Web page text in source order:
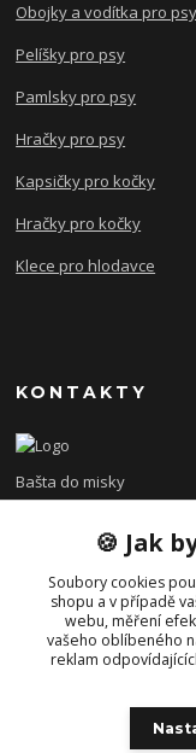
Obojky a vodítka pro psy
Pelíšky pro psy
Pamlsky pro psy
Hračky pro psy
Kapsičky pro kočky
Hračky pro kočky
Klece pro hlodavce
KONTAKTY
Bašta do misky
+420 608 479 610
po - pá 8:00 - 15:00
🍪 Jak
Soubory cookies
shopu a v případě
webu, měření
vašeho oblíbeného
reklam